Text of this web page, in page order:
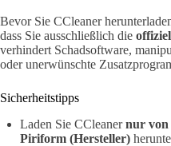
Bevor Sie CCleaner
dass Sie ausschließlich die
verhindert Schadsoftware,
oder unerwünschte
Sicherheitstipps
Laden Sie CCleanernur von
Piriform (Hersteller)